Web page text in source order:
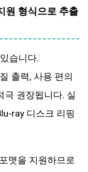
원 형식으로 추출
습니다.
출력, 사용 편의
극 권장됩니다. 실
ray 디스크 리핑
맷을 지원하므로